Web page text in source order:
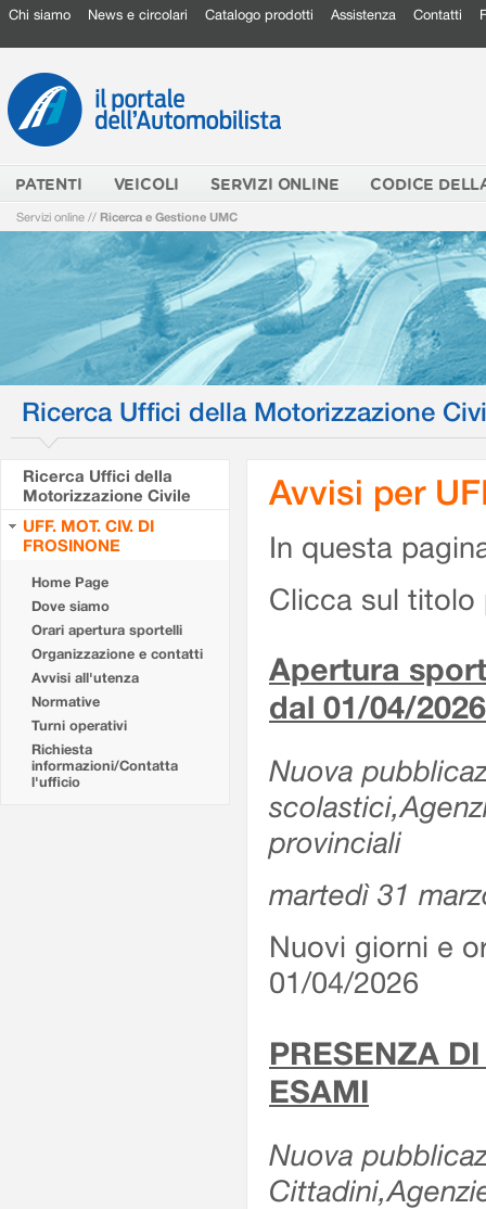
Chi siamo News e circolari Catalogo prodotti Assistenza Contatti
PATENTI VEICOLI SERVIZI ONLINE CODICE
Servizi online // Ricerca e Gestione UMC
Ricerca Uffici della Motorizzazione
Ricerca Uffici della
Motorizzazione Civile
UFF. MOT. CIV. DI
FROSINONE
Home Page
Dove siamo
Orari apertura sportelli
Organizzazione e contatti
Avvisi all'utenza
Normative
Turni operativi
Richiesta
informazioni/Contatta
l'ufficio
Avvisi per
In questa
Clicca sul titolo
Apertura
dal 01/04/2026
Nuova
provinciali
martedì 31
Nuovi giorni e
01/04/2026
PRESENZA
ESAMI
Nuova